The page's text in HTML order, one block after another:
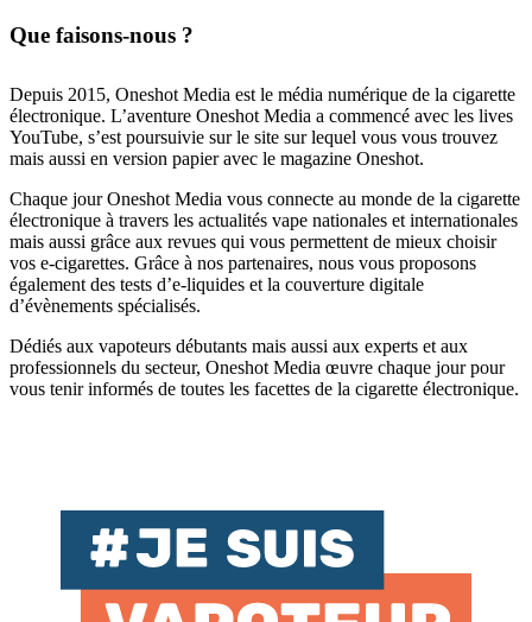
Que faisons-nous ?
Depuis 2015, Oneshot Media est le média numérique de la cigarette
électronique. L’aventure Oneshot Media a commencé avec les lives
YouTube, s’est poursuivie sur le site sur lequel vous vous trouvez
mais aussi en version papier avec le magazine Oneshot.
Chaque jour Oneshot Media vous connecte au monde de la cigarette
électronique à travers les actualités vape nationales et internationales
mais aussi grâce aux revues qui vous permettent de mieux choisir
vos e-cigarettes. Grâce à nos partenaires, nous vous proposons
également des tests d’e-liquides et la couverture digitale
d’évènements spécialisés.
Dédiés aux vapoteurs débutants mais aussi aux experts et aux
professionnels du secteur, Oneshot Media œuvre chaque jour pour
vous tenir informés de toutes les facettes de la cigarette électronique.